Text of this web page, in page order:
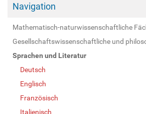
Navigation
Mathematisch-naturwissenschaftliche
Gesellschaftswissenschaftliche und
Sprachen und Literatur
Deutsch
Englisch
Französisch
Italienisch